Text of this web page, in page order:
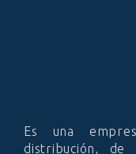
Es una
distribución, de